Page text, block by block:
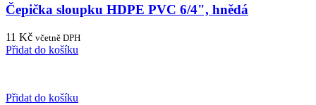
Čepička sloupku HDPE PVC 6/4", hnědá
11 Kč včetně DPH
Přidat do košíku
Přidat do košíku